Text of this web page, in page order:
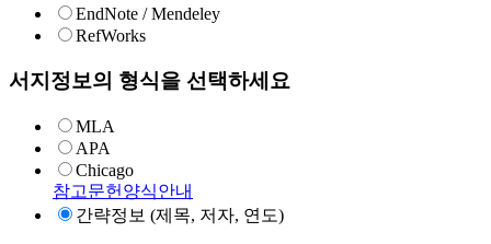
EndNote / Mendeley
RefWorks
서지정보의 형식을 선택하세요
MLA
APA
Chicago
참고문헌양식안내
간략정보 (제목, 저자, 연도)